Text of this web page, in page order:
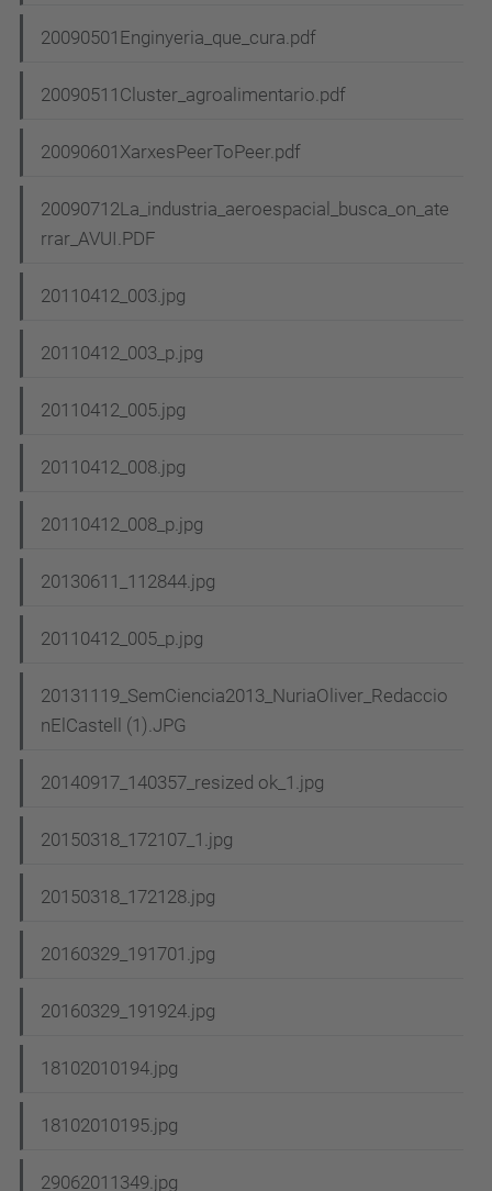
20090501Enginyeria_que_cura.pdf
20090511Cluster_agroalimentario.pdf
20090601XarxesPeerToPeer.pdf
20090712La_industria_aeroespacial_busca_on_ate
rrar_AVUI.PDF
20110412_003.jpg
20110412_003_p.jpg
20110412_005.jpg
20110412_008.jpg
20110412_008_p.jpg
20130611_112844.jpg
20110412_005_p.jpg
20131119_SemCiencia2013_NuriaOliver_Redaccio
nElCastell (1).JPG
20140917_140357_resized ok_1.jpg
20150318_172107_1.jpg
20150318_172128.jpg
20160329_191701.jpg
20160329_191924.jpg
18102010194.jpg
18102010195.jpg
29062011349.jpg